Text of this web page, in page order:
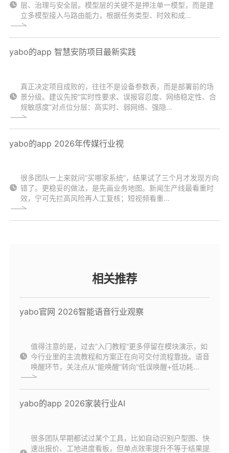
层、治理与安全层。模型层的关键不是押注单一模型，而是建
立多模型接入与路由能力，根据任务类型、时效和成...
yabo的app 智慧安防项目最新实践
真正决定项目成败的，往往不是设备参数表，而是部署前的场
景分级。建议先按“实时性要求、误报容忍度、网络稳定性、合
规敏感度”对点位分层：高实时、弱网络、强隐...
yabo的app 2026年传媒行业视
很多团队一上来就问“买哪家系统”，结果试了三个月才发现方向
错了。更稳妥的做法，是先画业务地图。新闻生产线最看重时
效，宁可先拦高风险再人工复核；短视频看重...
相关推荐
yabo官网 2026智能语音行业观察
值得注意的是，过去“入门教程”更多停留在模块演示，如
今行业里的主流教程和方案正在向可交付流程靠拢。语音
唤醒环节，关注点从“能唤醒”转向“低误唤醒+低功耗...
yabo的app 2026家装行业AI
很多团队早期都试过某个工具，比如自动识别户型图、快
速出报价、工地进度看板，但单点效率提升不等于结果提